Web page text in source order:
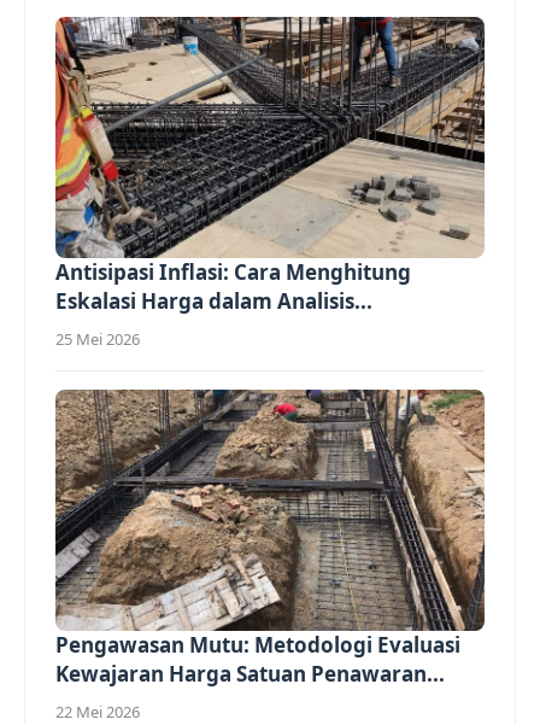
Antisipasi Inflasi: Cara Menghitung
Eskalasi Harga dalam Analisis...
25 Mei 2026
Pengawasan Mutu: Metodologi Evaluasi
Kewajaran Harga Satuan Penawaran...
22 Mei 2026